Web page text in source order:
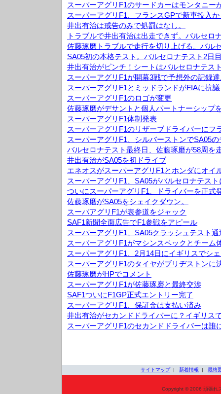
スーパーアグリF1のサードカーはモンタニー
スーパーアグリF1、フランスGPで新車投入か
井出有治は戒告のみで処罰はなし。
トラブルで井出有治は出走できず。バルセロ
佐藤琢磨トラブルで走行を切り上げる。バル
SA05初の本格テスト。バルセロナテスト2日
井出有治がピンチ！シートはバルセロナテス
スーパーアグリF1が開幕3戦で予想外の記録
スーパーアグリF1とミッドランドがFIAに抗議
スーパーアグリF1のロゴが変更
佐藤琢磨がデサントと個人パートナーシップ
スーパーアグリF1体制発表
スーパーアグリF1のリザーブドライバーにフ
スーパーアグリF1、シルバーストンでSA05の
バルセロナテスト最終日、佐藤琢磨が58周を
井出有治がSA05を初ドライブ
エネオスがスーパーアグリF1とホンダにオイ
スーパーアグリF1、SA05がバルセロナテスト
ついにスーパーアグリF1、ドライバーを正式
佐藤琢磨がSA05をシェイクダウン。
スーパアグリF1が表参道をジャック
SAF1新聞全面広告でF1参戦をアピール
スーパーアグリF1、SA05クラッシュテスト通
スーパーアグリF1がマシンスペックとチーム
スーパーアグリF1、2月14日にイギリスでシ
スーパーアグリF1のタイヤがブリヂストンに
佐藤琢磨がHPでコメント
スーパーアグリF1が佐藤琢磨と最終交渉
SAF1ついにF1GP正式エントリー完了
スーパーアグリF1、保証金は支払い済み
井出有治がセカンドドライバーに？イギリス
スーパーアグリF1のセカンドドライバーは誰
サイトマップ| 新着情報 | 最終
Copyright © 2006 頑張れ